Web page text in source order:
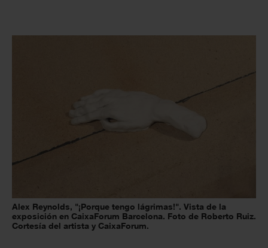
Alex Reynolds, "¡Porque tengo lágrimas!". Vista de la
exposición en CaixaForum Barcelona. Foto de Roberto Ruiz.
Cortesía del artista y CaixaForum.